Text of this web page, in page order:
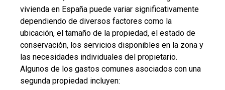
vivienda en España puede variar significativamente
dependiendo de diversos factores como la
ubicación, el tamaño de la propiedad, el estado de
conservación, los servicios disponibles en la zona y
las necesidades individuales del propietario.
Algunos de los gastos comunes asociados con una
segunda propiedad incluyen: